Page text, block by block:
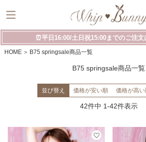
⏰平日16:00/土日祝15:00までのご注
HOME B75 springsale商品一覧
B75 springsale商品一覧
並び替え 価格が安い順 価格が高い
42件中 1-42件表示